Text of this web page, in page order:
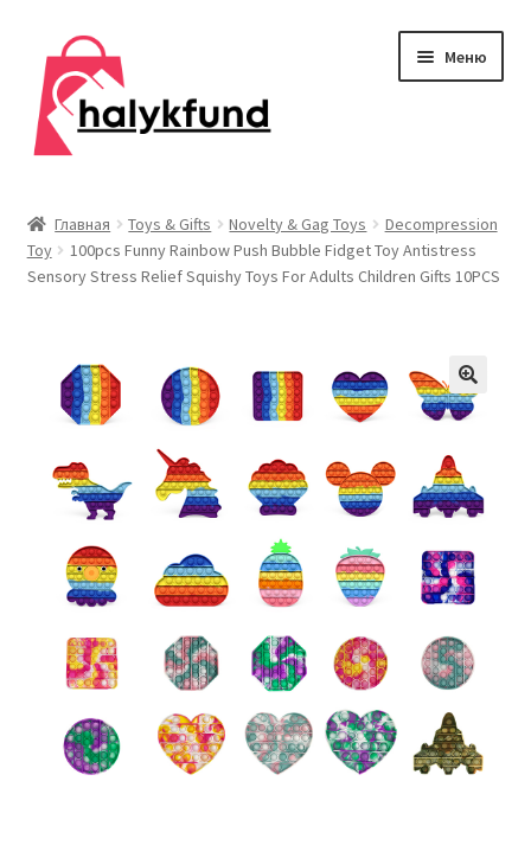
Перейти
навигации
Перейти
содержимому
Меню
меню
Главная
Контакты
меню
Одежда
меню
Публикации
Главная Toys & Gifts Novelty & Gag Toys
Decompression
Toy
100pcs Funny Rainbow Push Bubble Fidget Toy Antistress
Sensory Stress Relief Squishy Toys For Adults Children Gifts 10PCS